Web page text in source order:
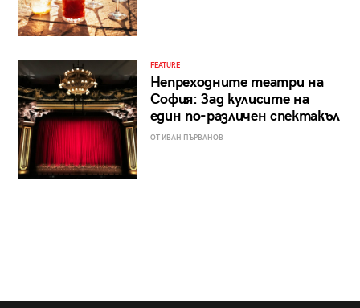
FEATURE
Непреходните театри на
София: Зад кулисите на
един по-различен спектакъл
ОТ ИВАН ПЪРВАНОВ